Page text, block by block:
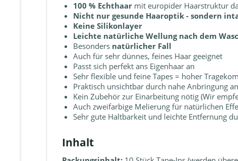
100 % Echthaar mit europider Haarstruktur
Nicht nur gesunde Haaroptik - sondern
Keine Silikonlayer
Leichte natürliche Wellung nach dem
Besonders natürlicher Fall
Auch für sehr dünnes, feines Haar geeignet
Passt sich perfekt ans Eigenhaar an
Sehr flexible und feine Tapes = hoher
Praktisch unsichtbar durch nahe Anbringung
Kein Zubehör zur Einarbeitung nötig (Wir
Auch zweifarbige Melierung für natürlichen
Sehr gute Haltbarkeit und leichte Entfernung
Inhalt